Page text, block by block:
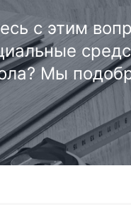
с этим
Мы